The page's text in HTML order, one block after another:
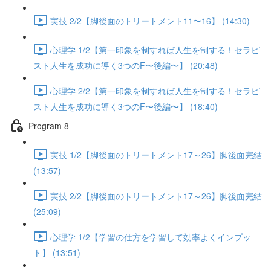
実技 2/2【脚後面のトリートメント11〜16】 (14:30)
心理学 1/2【第一印象を制すれば人生を制する！セラピ
スト人生を成功に導く3つのF〜後編〜】 (20:48)
心理学 2/2【第一印象を制すれば人生を制する！セラピ
スト人生を成功に導く3つのF〜後編〜】 (18:40)
Program 8
実技 1/2【脚後面のトリートメント17～26】脚後面完結
(13:57)
実技 2/2【脚後面のトリートメント17～26】脚後面完結
(25:09)
心理学 1/2【学習の仕方を学習して効率よくインプッ
ト】 (13:51)